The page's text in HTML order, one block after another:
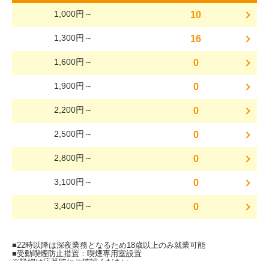
1,000円～
10
1,300円～ 16
1,600円～ 0
1,900円～ 0
2,200円～ 0
2,500円～ 0
2,800円～ 0
3,100円～ 0
3,400円～ 0